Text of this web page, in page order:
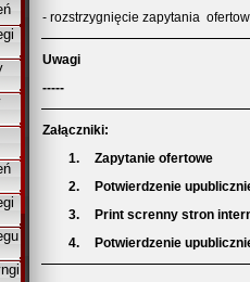
- rozstrzygnięcie zapytania
8.
Uwagi
-----
9.
Załączniki:
1.
Zapytanie ofertowe
2.
Potwierdzenie
3.
Print screnny stron
4.
Potwierdzenie